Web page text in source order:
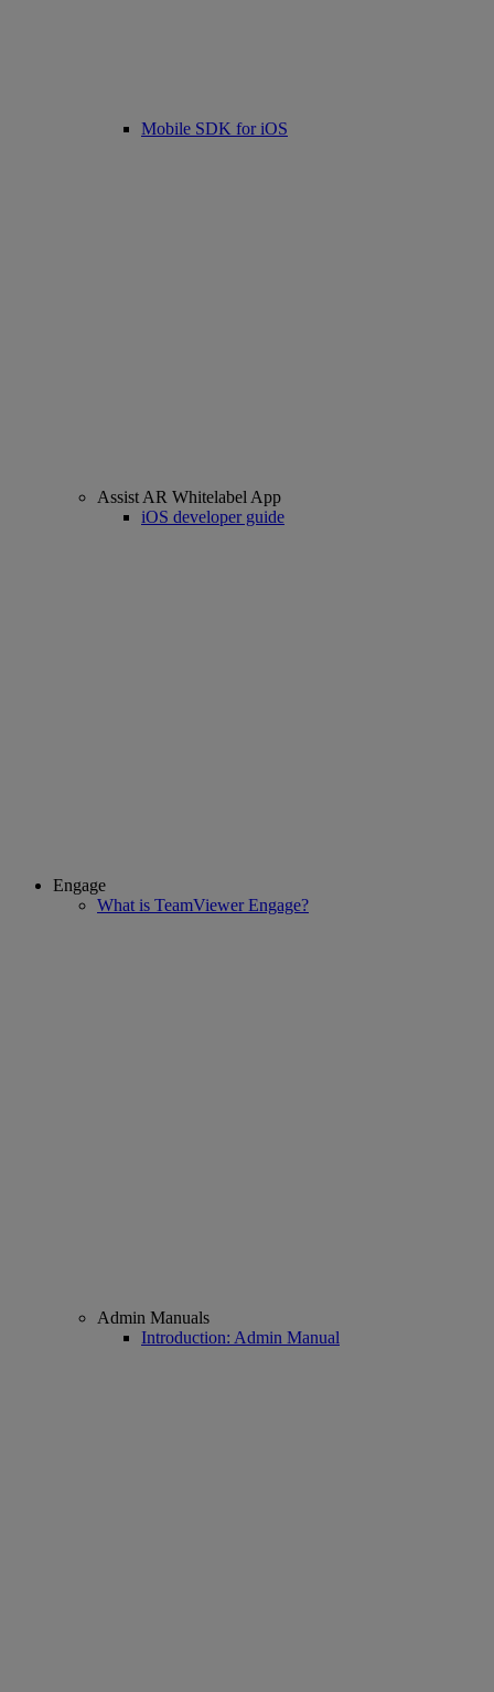
Mobile SDK for iOS
Assist AR Whitelabel App
iOS developer guide
Engage
What is TeamViewer Engage?
Admin Manuals
Introduction: Admin Manual